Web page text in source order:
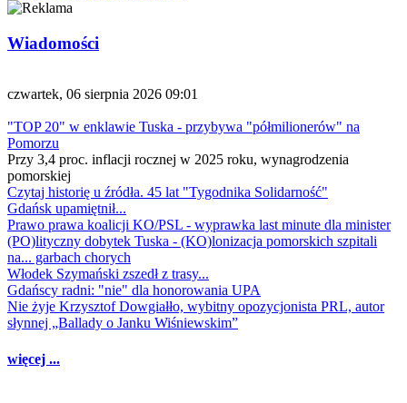
Wiadomości
czwartek, 06 sierpnia 2026 09:01
"TOP 20" w enklawie Tuska - przybywa "półmilionerów" na
Pomorzu
Przy 3,4 proc. inflacji rocznej w 2025 roku, wynagrodzenia
pomorskiej
Czytaj historię u źródła. 45 lat "Tygodnika Solidarność"
Gdańsk upamiętnił...
Prawo prawa koalicji KO/PSL - wyprawka last minute dla minister
(PO)lityczny dobytek Tuska - (KO)lonizacja pomorskich szpitali
na... garbach chorych
Włodek Szymański zszedł z trasy...
Gdańscy radni: "nie" dla honorowania UPA
Nie żyje Krzysztof Dowgiałło, wybitny opozycjonista PRL, autor
słynnej „Ballady o Janku Wiśniewskim”
więcej ...